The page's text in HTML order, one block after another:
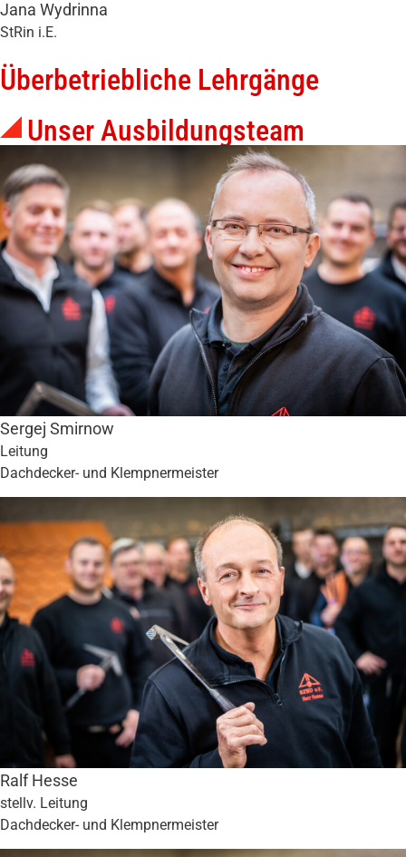
Jana Wydrinna
StRin i.E.
Überbetriebliche Lehrgänge
Unser Ausbildungsteam
Sergej Smirnow
Leitung
Dachdecker- und Klempnermeister
Ralf Hesse
stellv. Leitung
Dachdecker- und Klempnermeister